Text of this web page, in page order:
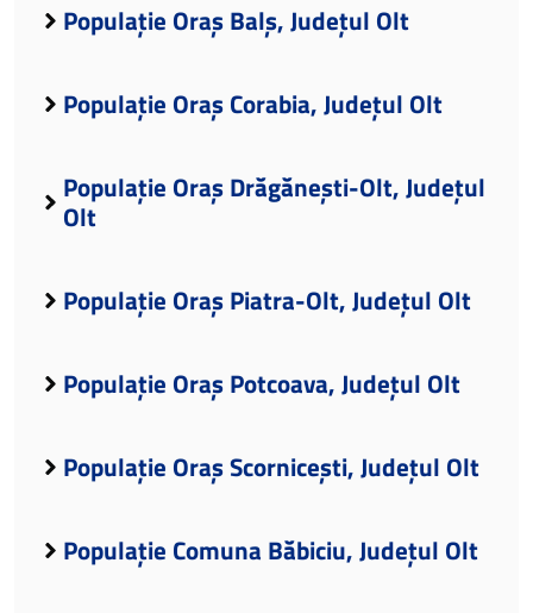
Populație Oraș Balș, Județul Olt
Populație Oraș Corabia, Județul Olt
Populație Oraș Drăgănești-Olt, Județul
Olt
Populație Oraș Piatra-Olt, Județul Olt
Populație Oraș Potcoava, Județul Olt
Populație Oraș Scornicești, Județul Olt
Populație Comuna Băbiciu, Județul Olt